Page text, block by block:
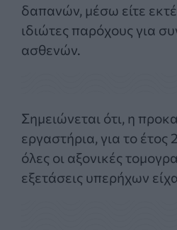
δαπανών, μέσω είτε
ιδιώτες παρόχους για
ασθενών.
Σημειώνεται ότι, η
εργαστήρια, για το
όλες οι αξονικές
εξετάσεις υπερήχων